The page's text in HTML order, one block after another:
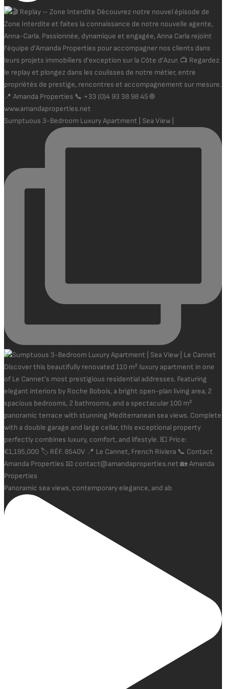
Sumptuous 3-Bedroom Luxury Apartment | Sea View |
Panoramic sea views, contemporary elegance, and ab